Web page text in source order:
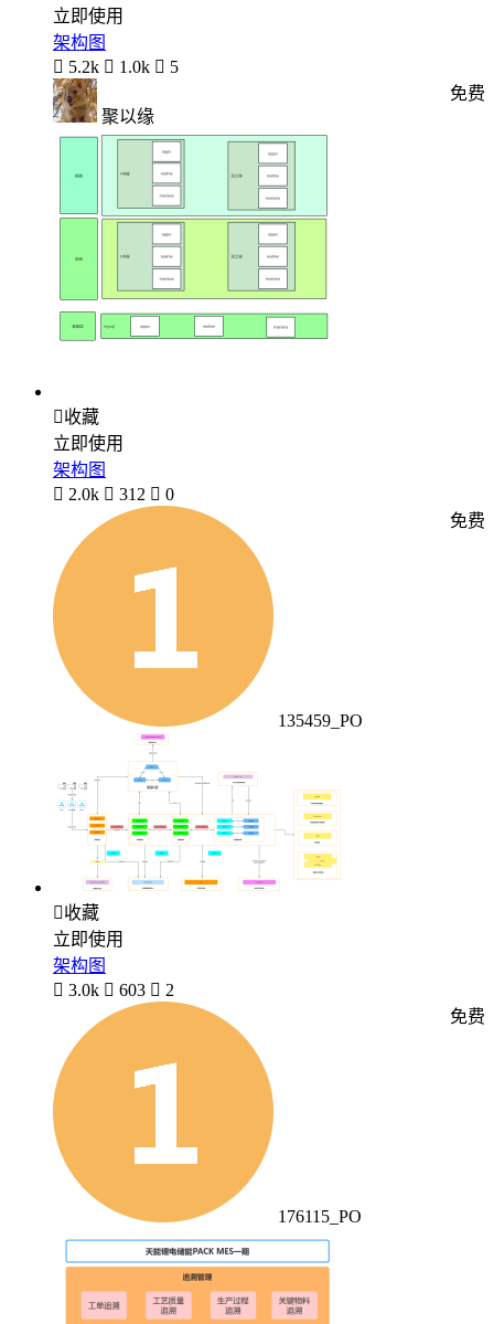
立即使用
架构图
 5.2k  1.0k  5
聚以缘
免费
收藏
立即使用
架构图
 2.0k  312  0
135459_PO
免费
收藏
立即使用
架构图
 3.0k  603  2
176115_PO
免费